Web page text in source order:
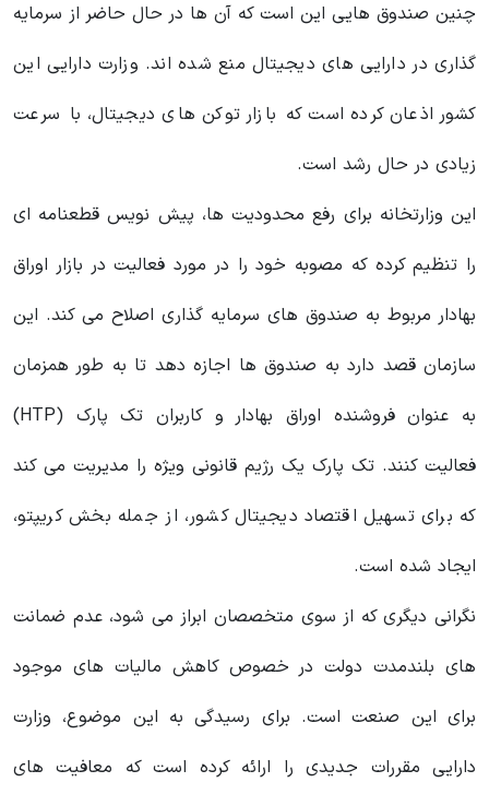
چنین صندوق هایی این است که آن ها در حال حاضر از سرمایه
گذاری در دارایی های دیجیتال منع شده اند. وزارت دارایی این
کشور اذعان کرده است که بازار توکن‌ های دیجیتال، با سرعت
زیادی در حال رشد است.
این وزارتخانه برای رفع محدودیت ها، پیش نویس قطعنامه ای
را تنظیم کرده که مصوبه خود را در مورد فعالیت در بازار اوراق
بهادار مربوط به صندوق های سرمایه گذاری اصلاح می کند. این
سازمان قصد دارد به صندوق ها اجازه دهد تا به طور همزمان
به عنوان فروشنده اوراق بهادار و کاربران تک پارک (HTP)
فعالیت کنند. تک پارک یک رژیم قانونی ویژه را مدیریت می کند
که برای تسهیل اقتصاد دیجیتال کشور، از جمله بخش کریپتو،
ایجاد شده است.
نگرانی دیگری که از سوی متخصصان ابراز می‌ شود، عدم ضمانت‌
های بلندمدت دولت در خصوص کاهش مالیات‌ های موجود
برای این صنعت است. برای رسیدگی به این موضوع، وزارت
دارایی مقررات جدیدی را ارائه کرده است که معافیت های